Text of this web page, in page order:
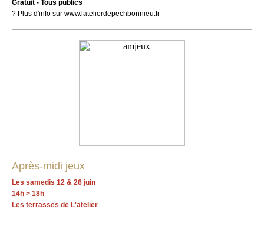
Gratuit - Tous publics
? Plus d'info sur www.latelierdepechbonnieu.fr
Après-midi jeux
Les samedis 12 & 26 juin
14h > 18h
Les terrasses de L'atelier